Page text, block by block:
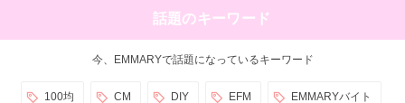
話題のキーワード
今、EMMARYで話題になっているキーワード
100均 CM DIY EFM EMMARYバイト